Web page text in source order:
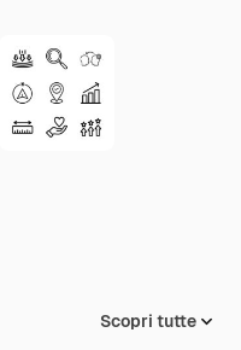
Scopri tutte